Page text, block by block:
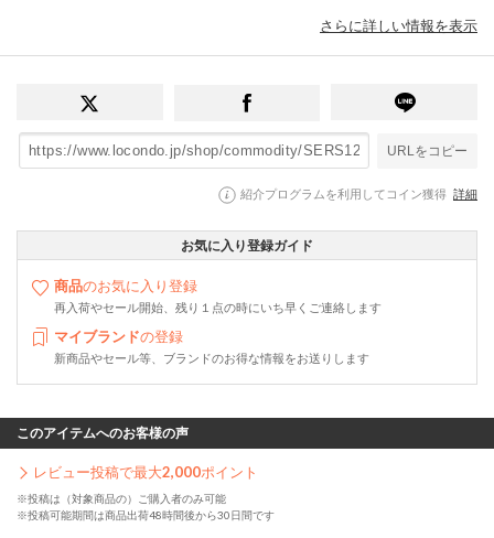
さらに詳しい情報を表示
URLをコピー
紹介プログラムを利用してコイン獲得 詳細
お気に入り登録ガイド
商品のお気に入り登録
再入荷やセール開始、残り１点の時にいち早くご連絡します
マイブランドの登録
新商品やセール等、ブランドのお得な情報をお送りします
このアイテムへのお客様の声
レビュー投稿で最大2,000ポイント
※投稿は（対象商品の）ご購入者のみ可能
※投稿可能期間は商品出荷48時間後から30日間です